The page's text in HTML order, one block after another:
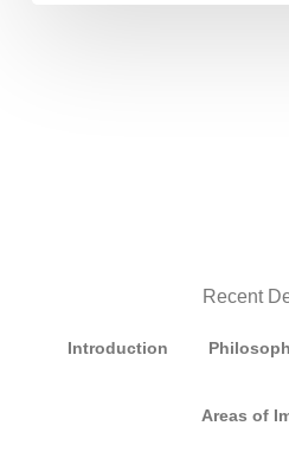
Recent
Introduction
Areas of